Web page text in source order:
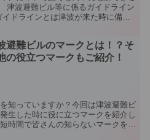
津波避難ビル等に係るガイドライン
ドラインとは津波が来た時に備え
避難ビルのマークとは！？そ
の役立つマークもご紹介！
知っていますか？今回は津波避難ビ
生した時に役に立つマークを紹介し
時間で皆さんの知らないマークを知